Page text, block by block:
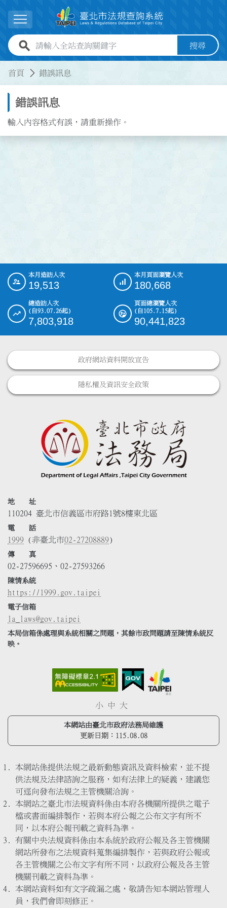
展開選單
全站查詢關鍵字欄位 搜尋
首頁 錯誤訊息
錯誤訊息
輸入內容格式有誤，請重新操作。
::: 本月造訪人次
19,513
本月頁面瀏覽人次
180,668
總造訪人次
(自93.07.26起)
7,803,918
頁面總瀏覽人次
(自105.7.15起)
90,441,823
政府網站資料開放宣告
隱私權及資訊安全政策
地 址
110204 臺北市信義區市府路1號8樓東北區
電 話
1999 (非臺北市02-27208889)
傳 真
02-27596695、02-27593266
陳情系統
https://1999.gov.taipei
電子信箱
la_laws@gov.taipei
本局信箱係處理與系統相關之問題，其餘市政問題請至陳情系統反
映。
小 中 大
本網站由臺北市政府法務局維護
更新日期： 115.08.08
本網站係提供法規之最新動態資訊及資料檢索，並不提
供法規及法律諮詢之服務，如有法律上的疑義，建議您
可逕向發布法規之主管機關洽詢。
本網站之臺北市法規資料係由本府各機關所提供之電子
檔或書面編排製作，若與本府公報之公布文字有所不
同，以本府公報刊載之資料為準。
有關中央法規資料係由本系統於政府公報及各主管機關
網站所發布之法規資料蒐集編排製作，若與政府公報或
各主管機關之公布文字有所不同，以政府公報及各主管
機關刊載之資料為準。
本網站資料如有文字疏漏之處，敬請告知本網站管理人
員，我們會即刻修正。